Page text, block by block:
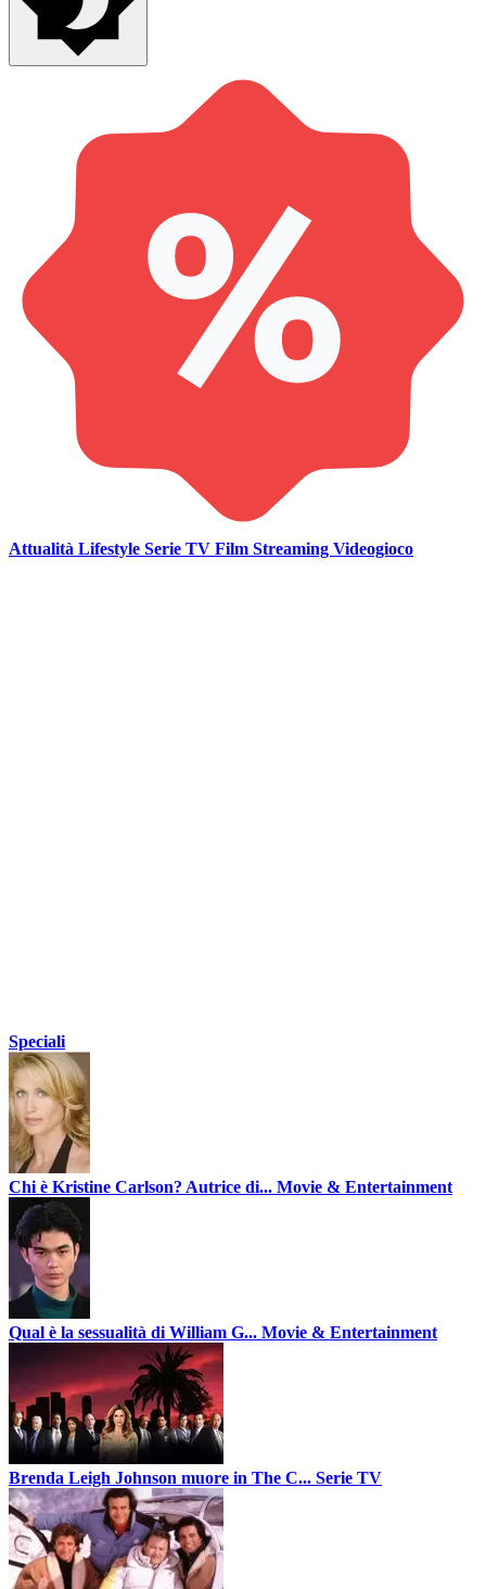
Attualità Lifestyle Serie TV Film Streaming Videogioco
Speciali
Chi è Kristine Carlson? Autrice di... Movie & Entertainment
Qual è la sessualità di William G... Movie & Entertainment
Brenda Leigh Johnson muore in The C... Serie TV